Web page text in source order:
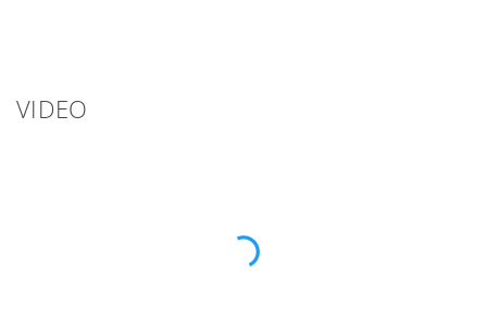
VIDEO